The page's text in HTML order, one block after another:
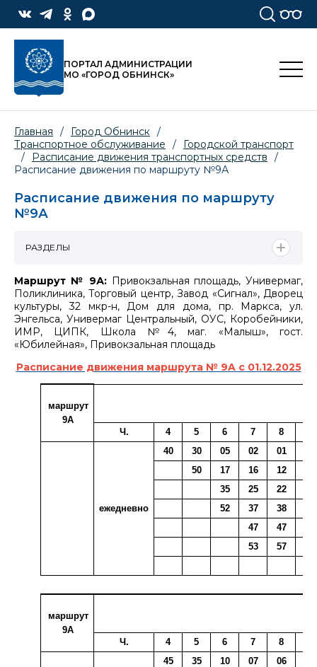
ПОРТАЛ АДМИНИСТРАЦИИ
МО «ГОРОД ОБНИНСК»
Главная / Город Обнинск /
Транспортное обслуживание
/
Городской транспорт
/
Расписание движения транспортных средств
/
Расписание движения по маршруту №9А
Расписание движения по маршруту
№9А
Маршрут № 9А: Привокзальная площадь, Универмаг,
Поликлиника, Торговый центр, Завод «Сигнал», Дворец
культуры, 32 мкр-н, Дом для дома, пр. Маркса, ул.
Энгельса, Универмаг Центральный, ОУС, Коробейники,
ИМР, ЦИПК, Школа №4, маг. «Малыш», гост.
«Юбилейная», Привокзальная площадь
Расписание движения маршрута № 9A с 01.12.2025
маршрут
9А
Ч.
4 5 6 7 8
ежедневно
40 30 05 02 01
50
17 16 12
35
25 22
52
37 38
47
47
53
57
маршрут
9А
Ч.
4 5 6 7 8
45 35 10 07 06
РАЗДЕЛЫ